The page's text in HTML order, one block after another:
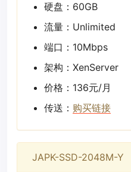
硬盘：60GB
流量：Unlimited
端口：10Mbps
架构：XenServer
价格：136元/月
传送： 购买链接
JAPK-SSD-2048M-Y